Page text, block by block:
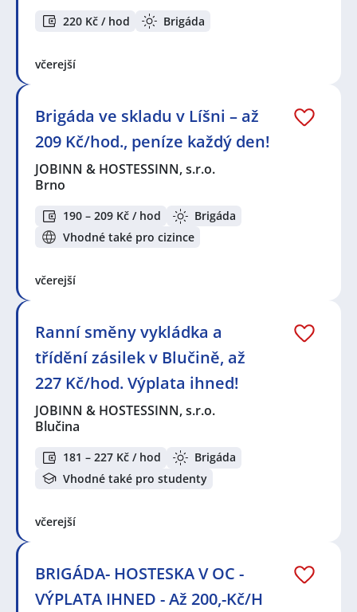
220 Kč / hod Brigáda
včerejší
Brigáda ve skladu v Líšni – až
209 Kč/hod., peníze každý den!
JOBINN & HOSTESSINN, s.r.o.
Brno
190 – 209 Kč / hod
Brigáda
Vhodné také pro cizince
včerejší
Ranní směny vykládka a
třídění zásilek v Blučině, až
227 Kč/hod. Výplata ihned!
JOBINN & HOSTESSINN, s.r.o.
Blučina
181 – 227 Kč / hod
Brigáda
Vhodné také pro studenty
včerejší
BRIGÁDA- HOSTESKA V OC -
VÝPLATA IHNED - Až 200,-Kč/H